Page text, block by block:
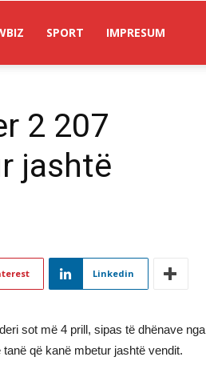
SPORT IMPRESUM
2 207
jashtë
Linkedin
sot më 4 prill, sipas të dhënave nga
që kanë mbetur jashtë vendit.